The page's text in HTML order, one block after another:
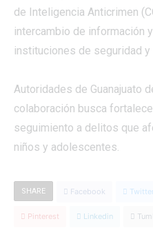
de Inteligencia Anticrimen
intercambio de información
instituciones de seguridad
Autoridades de Guanajuato
colaboración busca
seguimiento a delitos que
niños y adolescentes.
SHARE Facebook
Pinterest Linkedin